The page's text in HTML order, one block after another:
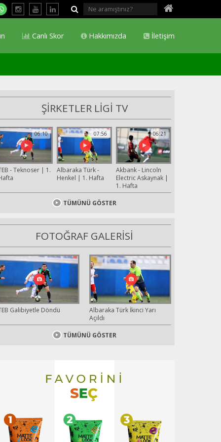
İletişim
Hakkımızda
Canlı Skor
ŞİRKETLER LİGİ TV
- Teknoser | 1.
06:10
Albaraka Türk -
Henkel | 1. Hafta
07:56
Akbank - Lincoln
Electric Askaynak |
1. Hafta
06:21
TÜMÜNÜ GÖSTER
FOTOĞRAF GALERİSİ
Galibiyetle Döndü
Albaraka Türk İkinci Yarı
Açıldı
TÜMÜNÜ GÖSTER